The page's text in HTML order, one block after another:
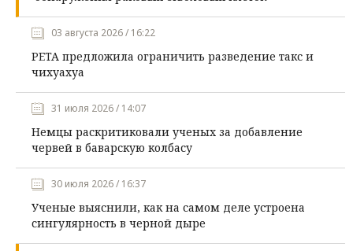
03 августа 2026 / 16:22
PETA предложила ограничить разведение такс и
чихуахуа
31 июля 2026 / 14:07
Немцы раскритиковали ученых за добавление
червей в баварскую колбасу
30 июля 2026 / 16:37
Ученые выяснили, как на самом деле устроена
сингулярность в черной дыре